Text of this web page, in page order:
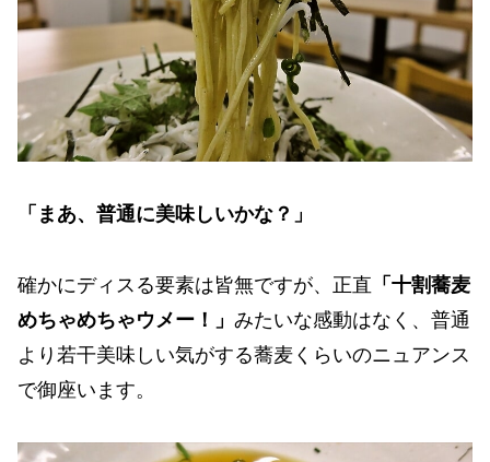
「まあ、普通に美味しいかな？」
確かにディスる要素は皆無ですが、正直 「十割蕎麦
めちゃめちゃウメー！」 みたいな感動はなく、普通
より若干美味しい気がする蕎麦くらいのニュアンス
で御座います。